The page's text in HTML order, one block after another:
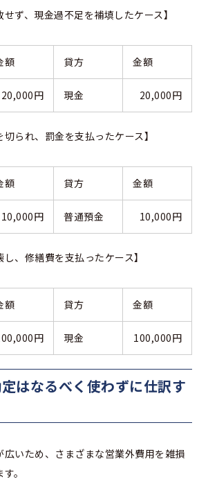
せず、現金過不足を補填したケース】
額 貸方 金額
20,000円 現金 20,000円
切られ、罰金を支払ったケース】
額 貸方 金額
10,000円 普通預金 10,000円
し、修繕費を支払ったケース】
額 貸方 金額
円 現金 100,000円
はなるべく使わずに仕訳す
広いため、さまざまな営業外費用を雑損
。